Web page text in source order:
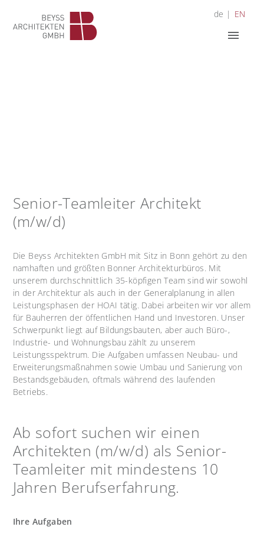
de EN
menu
Senior-Teamleiter Architekt
(m/w/d)
Die Beyss Architekten GmbH mit Sitz in Bonn gehört zu den
namhaften und größten Bonner Architekturbüros. Mit
unserem durchschnittlich 35-köpfigen Team sind wir sowohl
in der Architektur als auch in der Generalplanung in allen
Leistungsphasen der HOAI tätig. Dabei arbeiten wir vor allem
für Bauherren der öffentlichen Hand und Investoren. Unser
Schwerpunkt liegt auf Bildungsbauten, aber auch Büro-,
Industrie- und Wohnungsbau zählt zu unserem
Leistungsspektrum. Die Aufgaben umfassen Neubau- und
Erweiterungsmaßnahmen sowie Umbau und Sanierung von
Bestandsgebäuden, oftmals während des laufenden
Betriebs.
Ab sofort suchen wir einen
Architekten (m/w/d) als Senior-
Teamleiter mit mindestens 10
Jahren Berufserfahrung.
Ihre Aufgaben